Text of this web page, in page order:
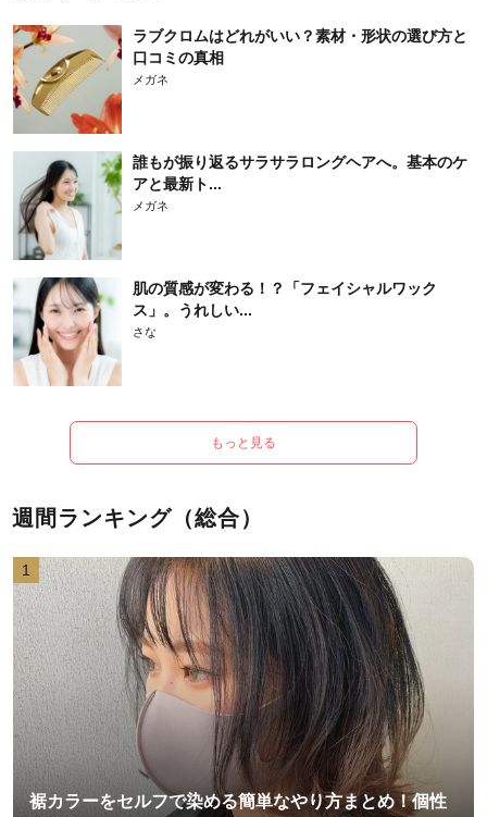
ラブクロムはどれがいい？素材・形状の選び方と
口コミの真相
メガネ
誰もが振り返るサラサラロングヘアへ。基本のケ
アと最新ト...
メガネ
肌の質感が変わる！？「フェイシャルワック
ス」。うれしい...
さな
もっと見る
週間ランキング（総合）
1
裾カラーをセルフで染める簡単なやり方まとめ！個性